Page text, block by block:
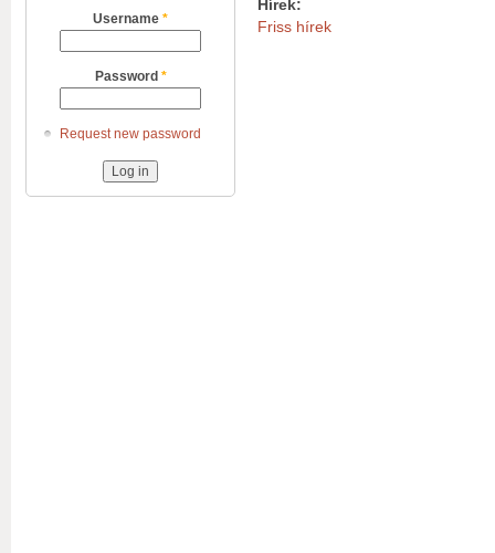
Hírek:
Friss hírek
Username *
Password *
Request new password